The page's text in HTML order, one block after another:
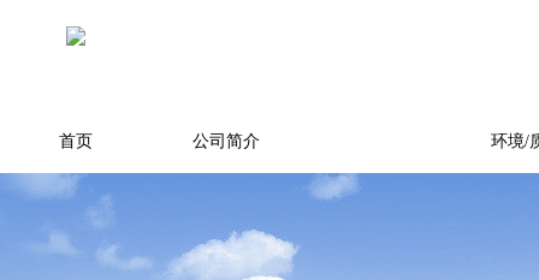
首页 公司简介 环境/